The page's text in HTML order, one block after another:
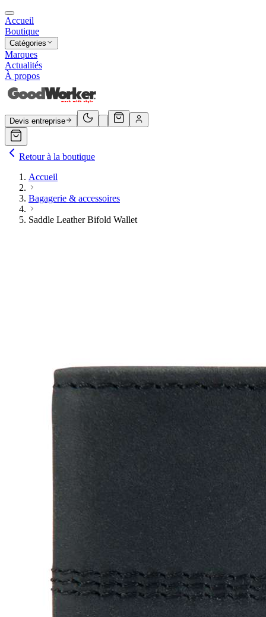
Accueil
Boutique
Catégories
Marques
Actualités
À propos
Devis entreprise
Retour à la boutique
Accueil
Bagagerie & accessoires
Saddle Leather Bifold Wallet